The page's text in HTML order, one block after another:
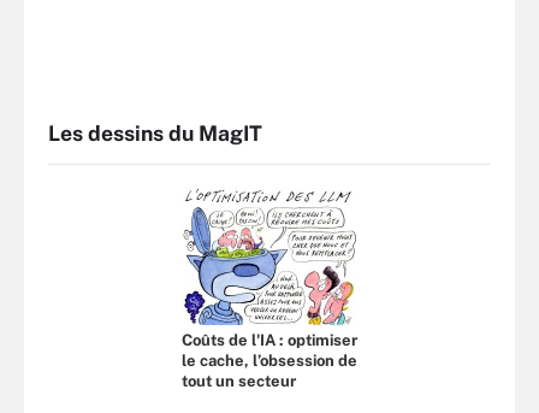
Les dessins du MagIT
Coûts de l'IA : optimiser
le cache, l’obsession de
tout un secteur